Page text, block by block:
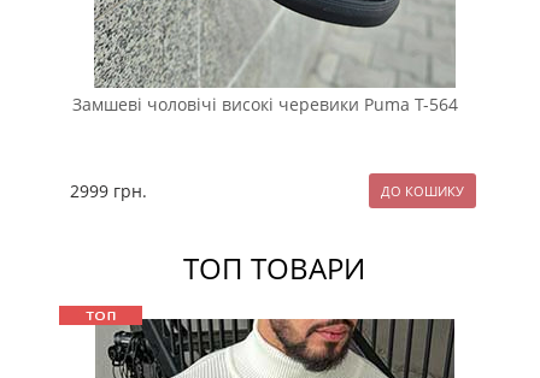
Замшеві чоловічі високі черевики Puma Т-564
2999 грн.
ТОП ТОВАРИ